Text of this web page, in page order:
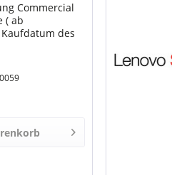
Commercial
( ab
des
Go Nur
&
Bestellung